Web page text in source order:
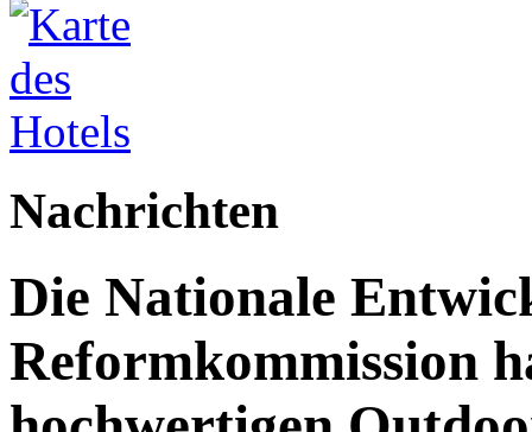
Nachrichten
Die Nationale
Reformkommission